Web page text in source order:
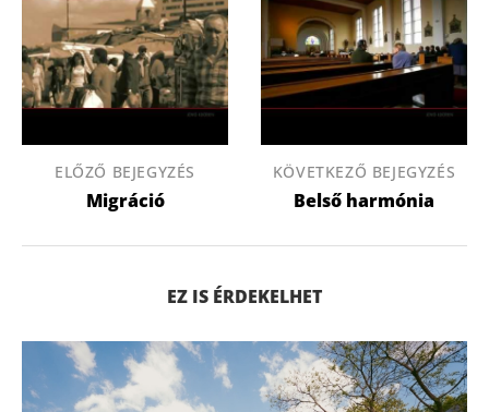
ELŐZŐ BEJEGYZÉS
Migráció
KÖVETKEZŐ BEJEGYZÉS
Belső harmónia
EZ IS ÉRDEKELHET